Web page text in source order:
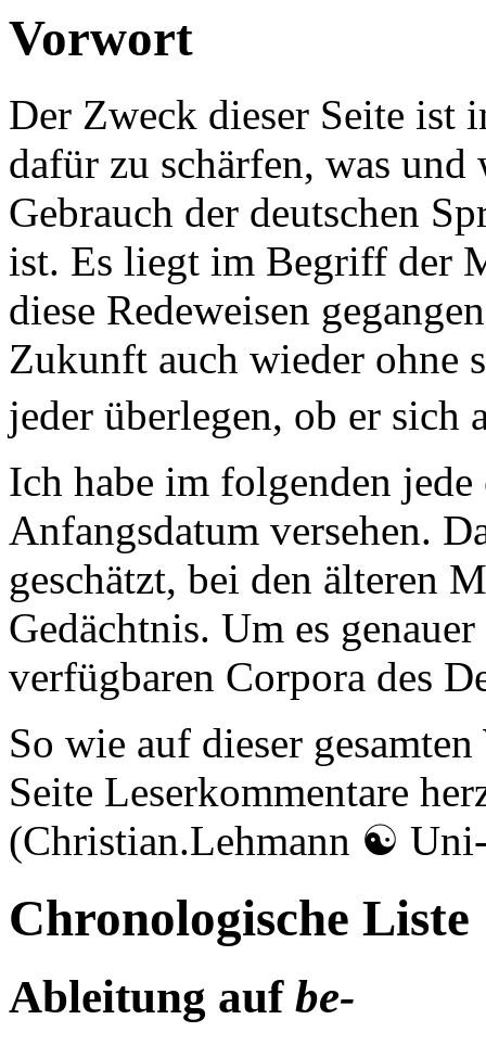
Vorwort
Der Zweck dieser Seite ist
dafür zu schärfen, was
Gebrauch der deutschen
ist. Es liegt im Begriff der
diese Redeweisen
Zukunft auch wieder ohne
jeder überlegen, ob er
Ich habe im folgenden
Anfangsdatum versehen.
geschätzt, bei den älteren
Gedächtnis. Um es
verfügbaren Corpora des
So wie auf dieser
Seite Leserkommentare
(Christian.Lehmann ☯
Chronologische Liste
Ableitung auf be-